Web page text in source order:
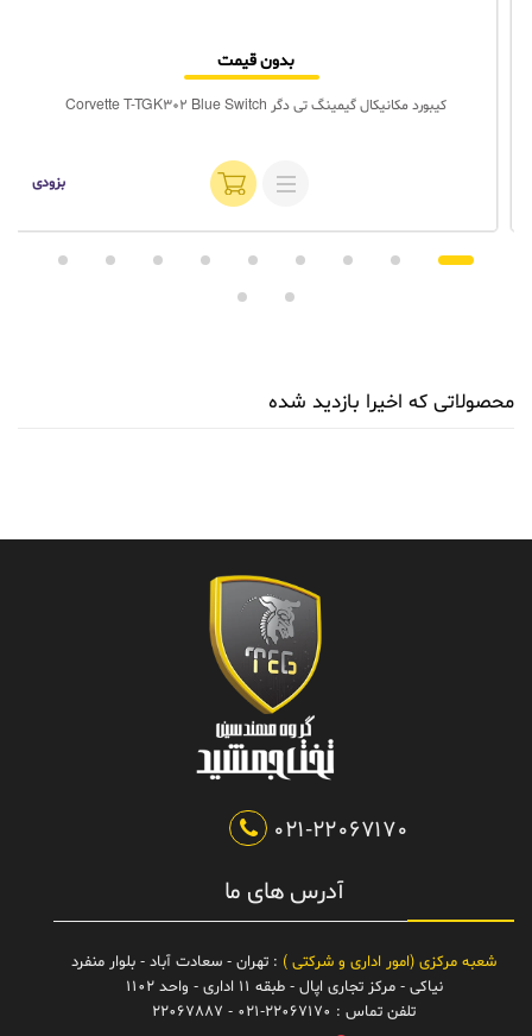
بدون قیمت
کیبورد مکانیکال گیمینگ تی دگر Corvette T-TGK302 Blue Switch
بزودی
محصولاتی که اخیرا بازدید شده
021-22067170
آدرس های ما
شعبه مرکزی (امور اداری و شرکتی ) : تهران - سعادت آباد - بلوار منفرد
نیاکی - مرکز تجاری اپال - طبقه 11 اداری - واحد 1102
تلفن تماس : 021-22067170 - 22067887